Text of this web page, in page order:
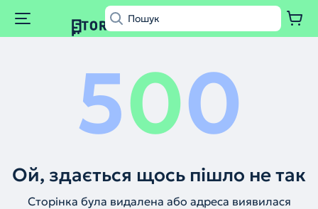
500
Ой, здається щось пішло не так
Сторінка була видалена або адреса виявилася